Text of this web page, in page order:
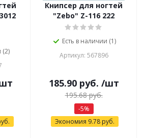
(2)
Книпсер для ногтей
"Zebo" Z-116 222
Есть в наличии (1)
Артикул: 567896
185.90руб. /шт
195.68руб.
-5%
Экономия 9.78руб.